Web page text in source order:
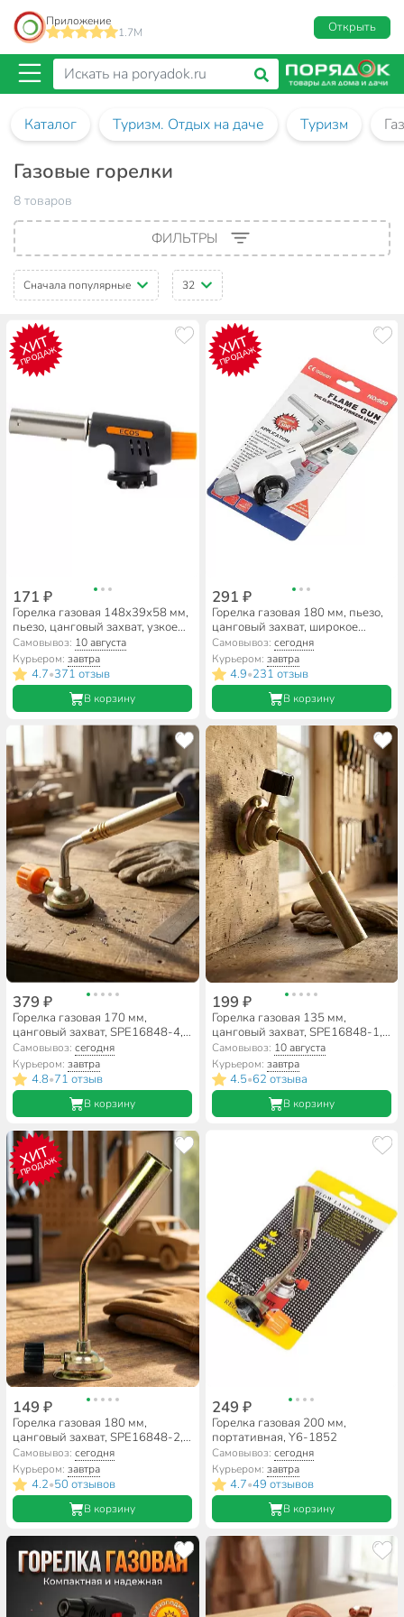
Приложение
1.7M
Открыть
Каталог Туризм. Отдых на даче Туризм
Газовые горелки
8 товаров
ФИЛЬТРЫ
Сначала популярные 32
ХИТ
ПРОДАЖ
171 ₽
Горелка газовая 148х39х58 мм,
пьезо, цанговый захват, узкое
удлиненное сопло, Ecos, GTI-
100, 005916
Самовывоз: 10 августа
Курьером:завтра
4.7•371 отзыв
В корзину
ХИТ
ПРОДАЖ
291 ₽
Горелка газовая 180 мм, пьезо,
цанговый захват, широкое
сопло, Y6-1851
Самовывоз: сегодня
Курьером: завтра
4.9•231 отзыв
В корзину
379 ₽
Горелка газовая 170 мм,
цанговый захват, SPE16848-4,
Y8-2728
Самовывоз:сегодня
Курьером:завтра
4.8•71 отзыв
В корзину
199 ₽
Горелка газовая 135 мм,
цанговый захват, SPE16848-1,
Y8-2725
Самовывоз: 10 августа
Курьером: завтра
4.5•62 отзыва
В корзину
ХИТ
ПРОДАЖ
149 ₽
Горелка газовая 180 мм,
цанговый захват, SPE16848-2,
Y8-2726
Самовывоз:сегодня
Курьером:завтра
4.2•50 отзывов
В корзину
249 ₽
Горелка газовая 200 мм,
портативная, Y6-1852
Самовывоз: сегодня
Курьером: завтра
4.7•49 отзывов
В корзину